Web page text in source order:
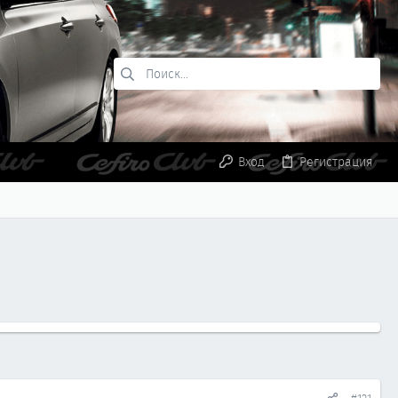
Вход Регистрация